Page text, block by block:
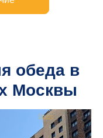
Bnovo
обеда в
Москвы